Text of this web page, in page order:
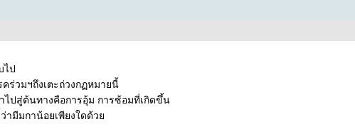
ไป
ร่วมฯถึงเตะถ่วงกฏหมายนี้
ไปสู่ต้นทางคือการอุ้ม การซ้อมที่เกิดขึ้น
มีมกาน้อยเพียงใดด้ว